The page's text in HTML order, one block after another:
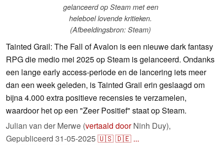
gelanceerd op Steam met een
heleboel lovende kritieken.
(Afbeeldingsbron: Steam)
Tainted Grail: The Fall of Avalon is een nieuwe dark fantasy
RPG die medio mei 2025 op Steam is gelanceerd. Ondanks
een lange early access-periode en de lancering iets meer
dan een week geleden, is Tainted Grail erin geslaagd om
bijna 4.000 extra positieve recensies te verzamelen,
waardoor het op een "Zeer Positief" staat op Steam.
Julian van der Merwe (vertaald doorNinh Duy),
Gepubliceerd 31-05-2025🇺🇸🇩🇪 ...